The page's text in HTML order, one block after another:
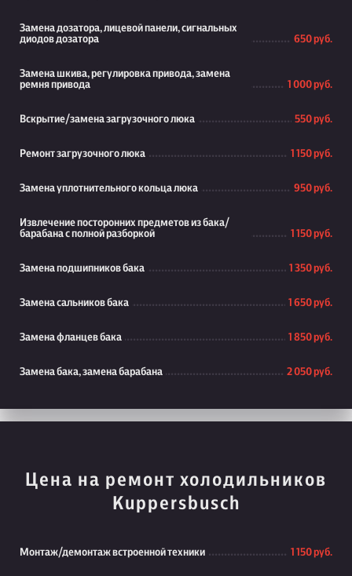
Замена дозатора, лицевой панели, сигнальных
диодов дозатора
650 руб.
Замена шкива, регулировка привода, замена
ремня привода
1 000 руб.
Вскрытие/замена загрузочного люка 550 руб.
Ремонт загрузочного люка 1 150 руб.
Замена уплотнительного кольца люка 950 руб.
Извлечение посторонних предметов из бака/
барабана с полной разборкой
1 150 руб.
Замена подшипников бака 1 350 руб.
Замена сальников бака 1 650 руб.
Замена фланцев бака 1 850 руб.
Замена бака, замена барабана 2 050 руб.
Цена на ремонт холодильников
Kuppersbusch
Монтаж/демонтаж встроенной техники 1 150 руб.